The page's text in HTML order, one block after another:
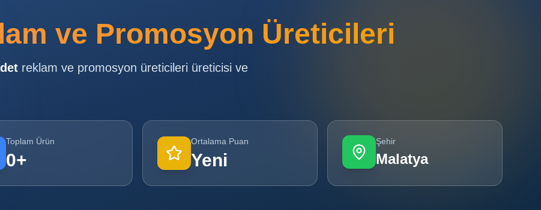
ve Promosyon Üreticileri
reklam ve promosyon üreticileri üreticisi ve
Toplam Ürün
0+
Ortalama Puan
Yeni
Şehir
Malatya